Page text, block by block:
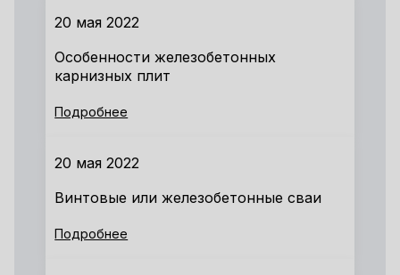
20 мая 2022
Особенности железобетонных
карнизных плит
Подробнее
20 мая 2022
Винтовые или железобетонные сваи
Подробнее